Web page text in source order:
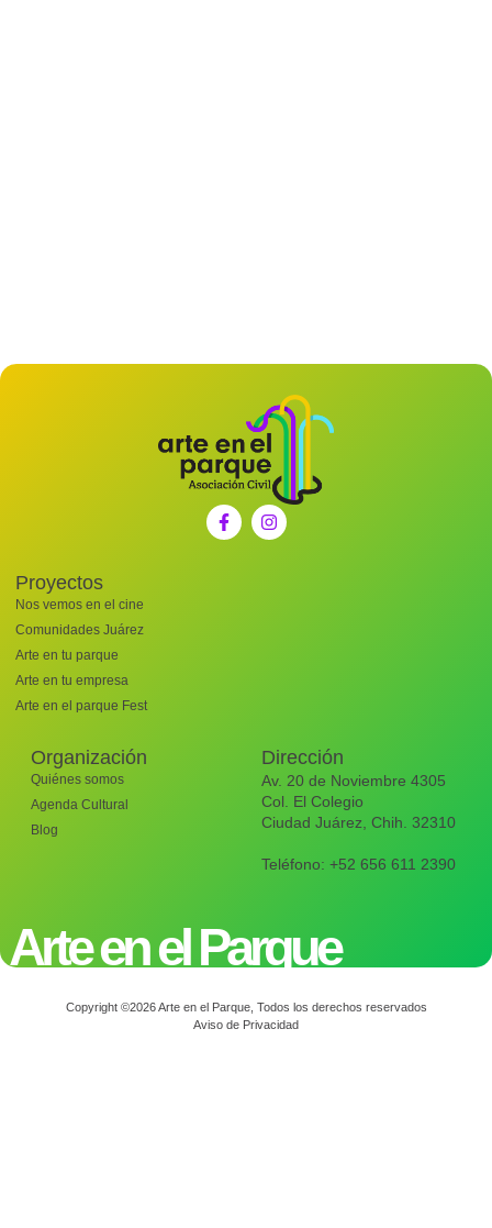
Proyectos
Nos vemos en el cine
Comunidades Juárez
Arte en tu parque
Arte en tu empresa
Arte en el parque Fest
Organización
Quiénes somos
Agenda Cultural
Blog
Dirección
Av. 20 de Noviembre 4305
Col. El Colegio
Ciudad Juárez, Chih. 32310
Teléfono: +52 656 611 2390
Arte en el Parque
Copyright ©2026 Arte en el Parque, Todos los derechos reservados
Aviso de Privacidad